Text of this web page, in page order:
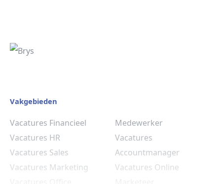
Vakgebieden
Vacatures Financieel
Vacatures HR
Vacatures Sales
Vacatures Marketing
Medewerker
Vacatures
Accountmanager
Vacatures Online